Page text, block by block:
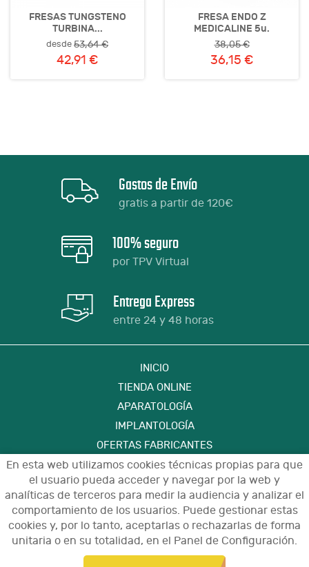
En esta web utilizamos cookies técnicas propias para que
el usuario pueda acceder y navegar por la web y
analíticas de terceros para medir la audiencia y analizar el
comportamiento de los usuarios. Puede gestionar estas
cookies y, por lo tanto, aceptarlas o rechazarlas de forma
unitaria o en su totalidad, en el Panel de Configuración.
FRESAS TUNGSTENO
TURBINA...
desde53,64 €
42,91 €
FRESA ENDO Z
MEDICALINE 5u.
38,05 €
36,15 €
Gastos de Envío
gratis a partir de 120€
100% seguro
por TPV Virtual
Entrega Express
entre 24 y 48 horas
INICIO
TIENDA ONLINE
APARATOLOGÍA
IMPLANTOLOGÍA
OFERTAS FABRICANTES
FORMACIÓN
CONTACTO
Aviso Legal
Política de Privacidad de Datos
Política de Cookies
Configuración de Cookies
Condiciones de Uso y Devoluciones